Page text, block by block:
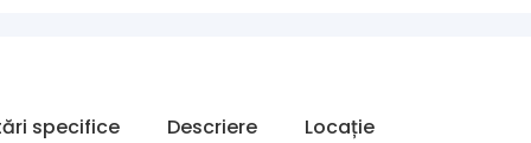
specifice Descriere Locație